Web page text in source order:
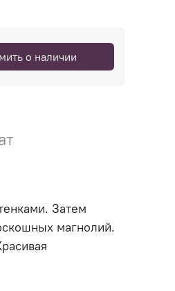
о наличии
Затем
магнолий.